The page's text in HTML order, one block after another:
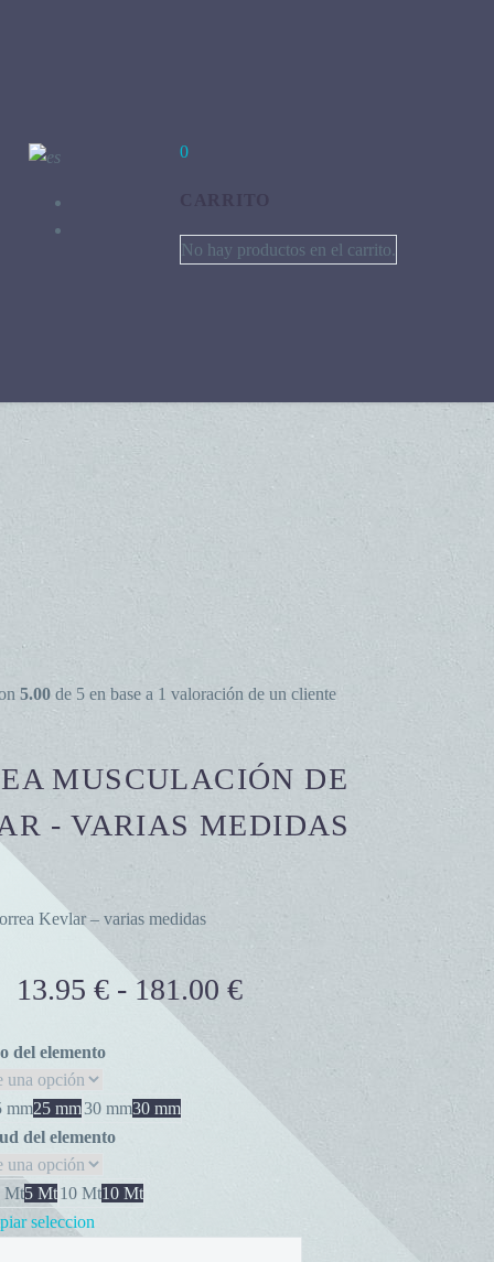
0
No hay productos en el carrito.
5.00de 5 en base a 1 valoración de un cliente
MUSCULACIÓN DE
- VARIAS MEDIDAS
Kevlar – varias medidas
13.95 € - 181.00 €Rango
desde
13.95 €
hasta
del elemento
mm25 mm30 mm30 mm
del elemento
Mt5 Mt 10 Mt10 Mt
seleccion